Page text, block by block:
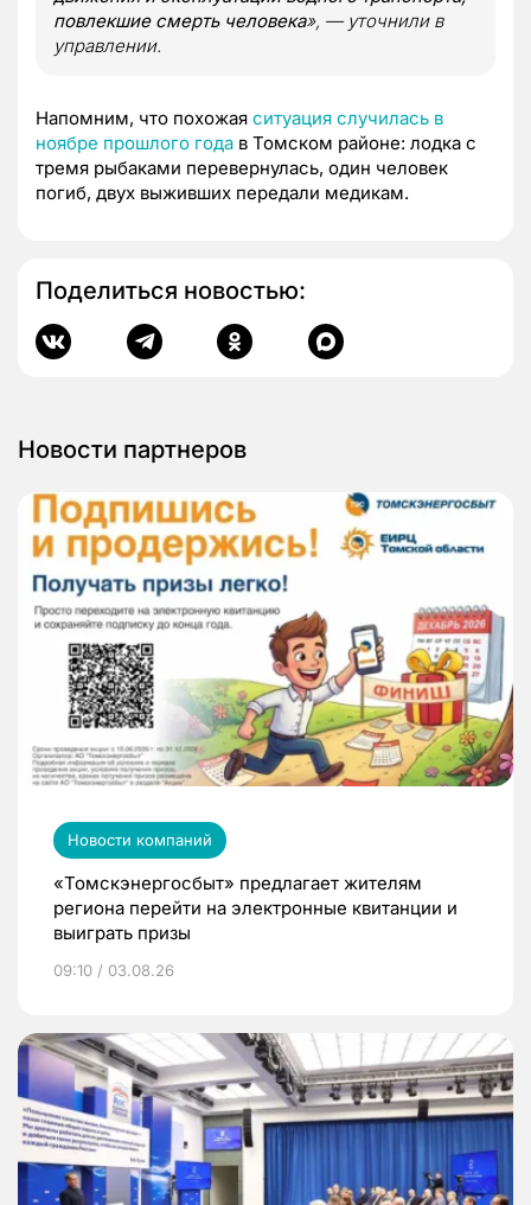
повлекшие смерть человека», — уточнили в
управлении.
Напомним, что похожая ситуация случилась в
ноябре прошлого года в Томском районе: лодка с
тремя рыбаками перевернулась, один человек
погиб, двух выживших передали медикам.
Поделиться новостью:
Новости партнеров
Новости компаний
«Томскэнергосбыт» предлагает жителям
региона перейти на электронные квитанции и
выиграть призы
09:10 / 03.08.26